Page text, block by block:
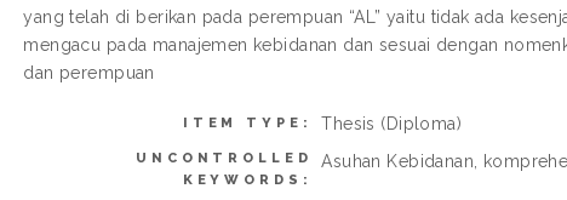
yang telah di berikan pada perempuan “AL” yaitu tidak ada
mengacu pada manajemen kebidanan dan sesuai dengan
dan perempuan
ITEM TYPE: Thesis (Diploma)
UNCONTROLLED
KEYWORDS:
Asuhan Kebidanan,